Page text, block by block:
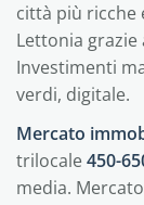
città più ricche
Lettonia
Investimenti
verdi, digitale.
Mercato
trilocale450-
media.